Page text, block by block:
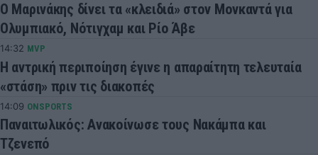
Ο Μαρινάκης δίνει τα «κλειδιά» στον Μονκαντά για
Ολυμπιακό, Νότιγχαμ και Ρίο Άβε
14:32 MVP
Η αντρική περιποίηση έγινε η απαραίτητη τελευταία
«στάση» πριν τις διακοπές
14:09 ONSPORTS
Παναιτωλικός: Ανακοίνωσε τους Νακάμπα και
Τζενεπό